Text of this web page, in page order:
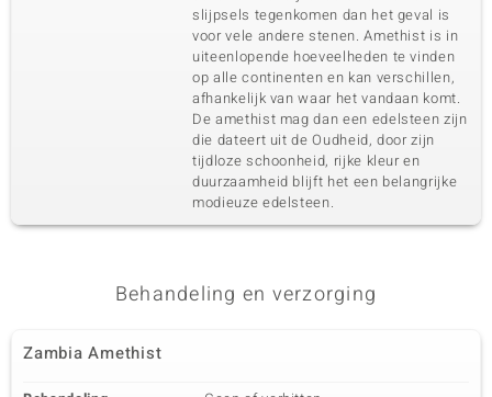
slijpsels tegenkomen dan het geval is
voor vele andere stenen. Amethist is in
uiteenlopende hoeveelheden te vinden
op alle continenten en kan verschillen,
afhankelijk van waar het vandaan komt.
De amethist mag dan een edelsteen zijn
die dateert uit de Oudheid, door zijn
tijdloze schoonheid, rijke kleur en
duurzaamheid blijft het een belangrijke
modieuze edelsteen.
Behandeling en verzorging
Zambia Amethist